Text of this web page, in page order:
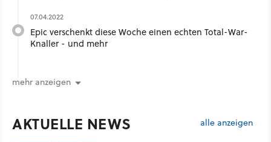
07.04.2022
Epic verschenkt diese Woche einen echten Total-War-
Knaller - und mehr
mehr anzeigen
AKTUELLE NEWS alle anzeigen